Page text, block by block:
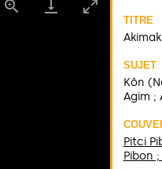
TITRE
Akimak
SUJET
Kôn
Agim ;
Pitci
Pibon